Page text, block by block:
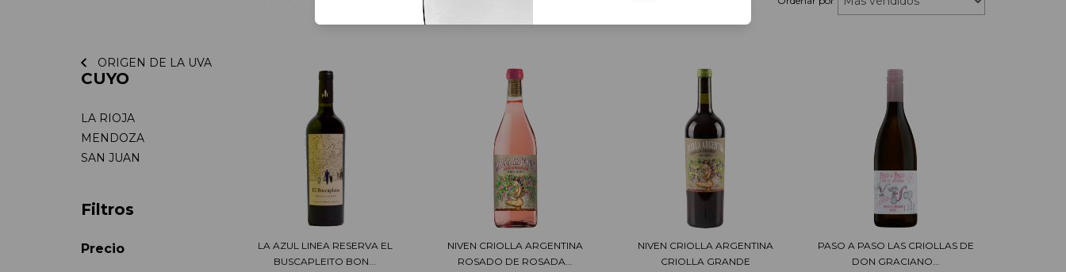
ORIGEN DE LA UVA
CUYO
LA RIOJA
MENDOZA
SAN JUAN
Filtros
Precio
LA AZUL LINEA RESERVA EL
BUSCAPLEITO BON...
NIVEN CRIOLLA ARGENTINA
ROSADO DE ROSADA...
NIVEN CRIOLLA ARGENTINA
CRIOLLA GRANDE
PASO A PASO LAS CRIOLLAS DE
DON GRACIANO...